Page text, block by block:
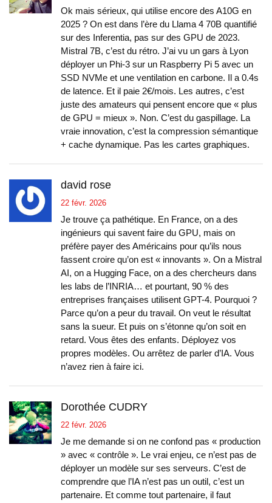
Ok mais sérieux, qui utilise encore des A10G en
2025 ? On est dans l’ère du Llama 4 70B quantifié
sur des Inferentia, pas sur des GPU de 2023.
Mistral 7B, c’est du rétro. J’ai vu un gars à Lyon
déployer un Phi-3 sur un Raspberry Pi 5 avec un
SSD NVMe et une ventilation en carbone. Il a 0.4s
de latence. Et il paie 2€/mois. Les autres, c’est
juste des amateurs qui pensent encore que « plus
de GPU = mieux ». Non. C’est du gaspillage. La
vraie innovation, c’est la compression sémantique
+ cache dynamique. Pas les cartes graphiques.
david rose
22 févr. 2026
Je trouve ça pathétique. En France, on a des
ingénieurs qui savent faire du GPU, mais on
préfère payer des Américains pour qu’ils nous
fassent croire qu’on est « innovants ». On a Mistral
AI, on a Hugging Face, on a des chercheurs dans
les labs de l’INRIA… et pourtant, 90 % des
entreprises françaises utilisent GPT-4. Pourquoi ?
Parce qu’on a peur du travail. On veut le résultat
sans la sueur. Et puis on s’étonne qu’on soit en
retard. Vous êtes des enfants. Déployez vos
propres modèles. Ou arrêtez de parler d’IA. Vous
n’avez rien à faire ici.
Dorothée CUDRY
22 févr. 2026
Je me demande si on ne confond pas « production
» avec « contrôle ». Le vrai enjeu, ce n’est pas de
déployer un modèle sur ses serveurs. C’est de
comprendre que l’IA n’est pas un outil, c’est un
partenaire. Et comme tout partenaire, il faut